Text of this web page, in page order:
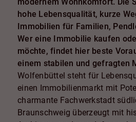
hohe Lebensqualität, kurze
Immobilien für Familien,
Wer eine Immobilie kaufen
möchte, findet hier beste
einem stabilen und gefragten
Wolfenbüttel steht für
einen Immobilienmarkt mit
charmante Fachwerkstadt
Braunschweig überzeugt mit